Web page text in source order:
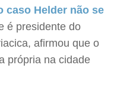
caso Helder não se
é presidente do
afirmou que o
própria na cidade